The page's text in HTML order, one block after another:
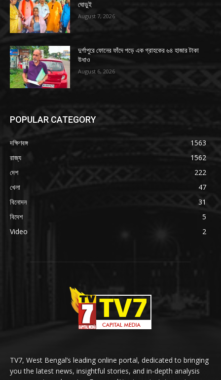
ঘোড়ুই
August 7, 2026
দুর্গাপুরে ফোনের ফাঁদে পড়ে এক গ্রাহকের ৬৪ হাজার টাকা
উধাও
August 6, 2026
POPULAR CATEGORY
দক্ষিণবঙ্গ
1563
রাজ্য
1562
দেশ
222
খেলা
47
বিনোদন
31
বিদেশ
5
Video
2
TV7, West Bengal’s leading online portal, dedicated to bringing
you the latest news, insightful stories, and in-depth analysis